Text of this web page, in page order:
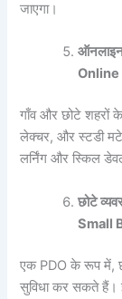
जाएगा।
गाँव और छोटे शहरों
लेक्चर, और स्टडी
लर्निंग और स्किल
छोटे
Small
एक PDO के रूप में,
सुविधा कर सकते हैं।